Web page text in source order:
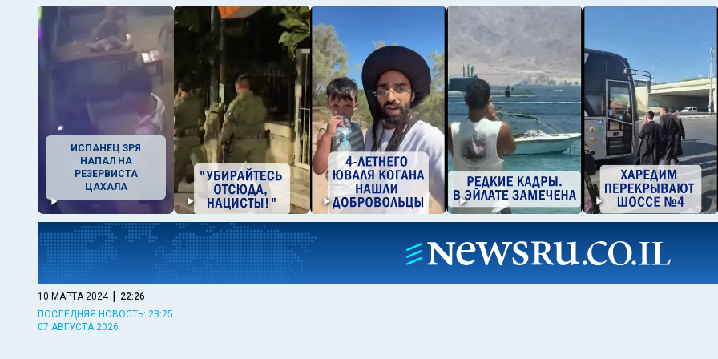
ИСПАНЕЦ ЗРЯ
НАПАЛ НА
РЕЗЕРВИСТА
ЦАХАЛА
10 МАРТА 2024 | 22:26
ПОСЛЕДНЯЯ НОВОСТЬ: 23:25
07 АВГУСТА 2026